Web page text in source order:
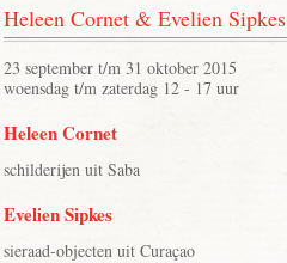
Heleen Cornet & Evelien Sipkes
23 september t/m 31 oktober 2015
woensdag t/m zaterdag 12 - 17 uur
Heleen Cornet
schilderijen uit Saba
Evelien Sipkes
sieraad-objecten uit Curaçao